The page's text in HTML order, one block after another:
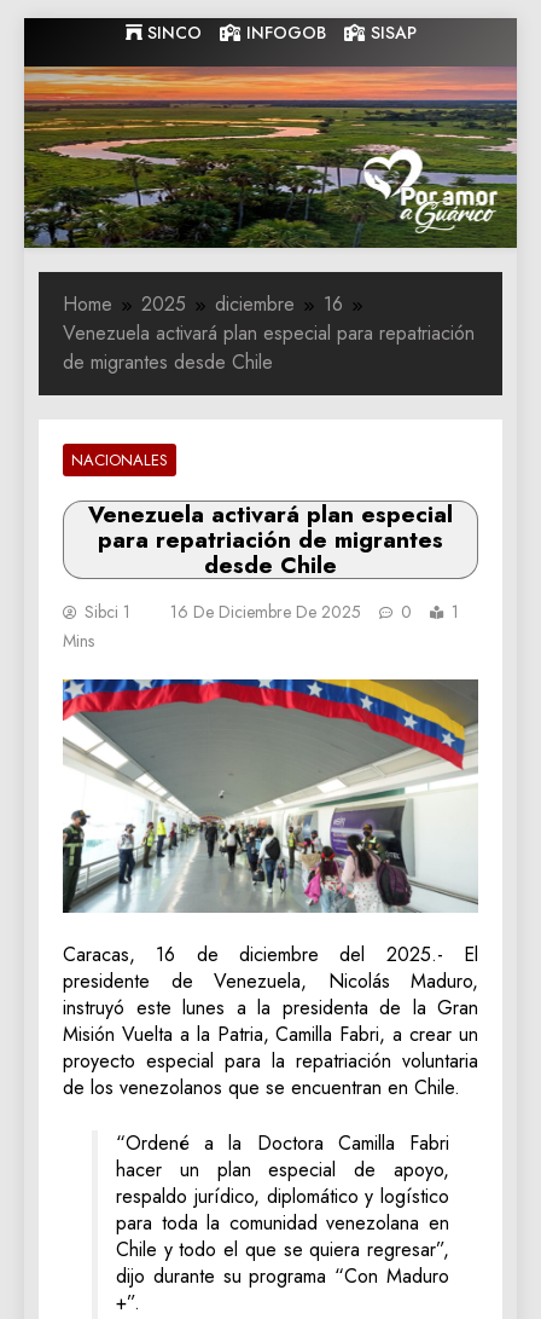
to
content
SINCO INFOGOB SISAP
Gobernacion
de Guarico
Gobernacion de Guarico
Home 2025 diciembre
16
Venezuela activará plan especial para repatriación
de migrantes desde Chile
NACIONALES
Venezuela activará plan especial
para repatriación de migrantes
desde Chile
Sibci 1 16 De Diciembre De 2025 0
1
Mins
Caracas, 16 de diciembre del 2025.- El
presidente de Venezuela, Nicolás Maduro,
instruyó este lunes a la presidenta de la Gran
Misión Vuelta a la Patria, Camilla Fabri, a crear un
proyecto especial para la repatriación voluntaria
de los venezolanos que se encuentran en Chile.
“Ordené a la Doctora Camilla Fabri
hacer un plan especial de apoyo,
respaldo jurídico, diplomático y logístico
para toda la comunidad venezolana en
Chile y todo el que se quiera regresar”,
dijo durante su programa “Con Maduro
+”.